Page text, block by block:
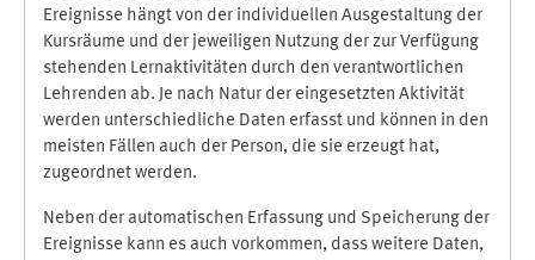
Ereignisse hängt von der individuellen Ausgestaltung der
Kursräume und der jeweiligen Nutzung der zur Verfügung
stehenden Lernaktivitäten durch den verantwortlichen
Lehrenden ab. Je nach Natur der eingesetzten Aktivität
werden unterschiedliche Daten erfasst und können in den
meisten Fällen auch der Person, die sie erzeugt hat,
zugeordnet werden.
Neben der automatischen Erfassung und Speicherung der
Ereignisse kann es auch vorkommen, dass weitere Daten,